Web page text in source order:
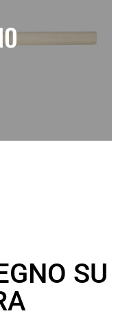
Carpino
SU